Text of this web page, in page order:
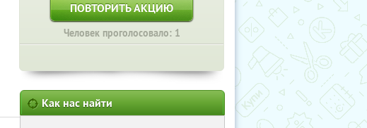
ПОВТОРИТЬ АКЦИЮ
Человек проголосовало: 1
Как нас найти